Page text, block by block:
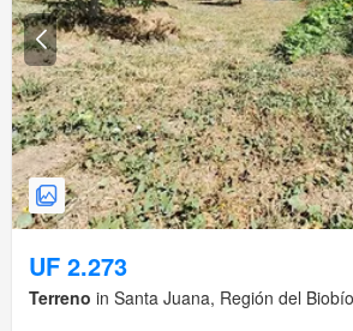
UF 2.273
Terreno in Santa Juana, Región del Biobío